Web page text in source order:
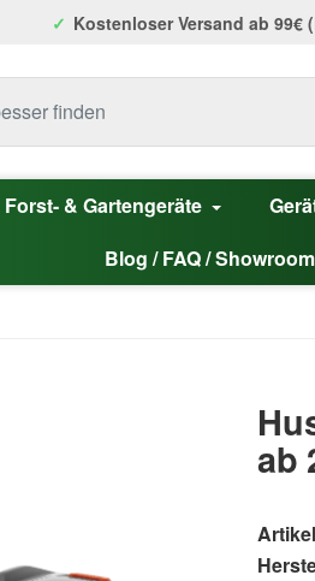
Kostenloser Versand ab 99€
Forst- & Gartengeräte
Blog / FAQ / Showroom
ab